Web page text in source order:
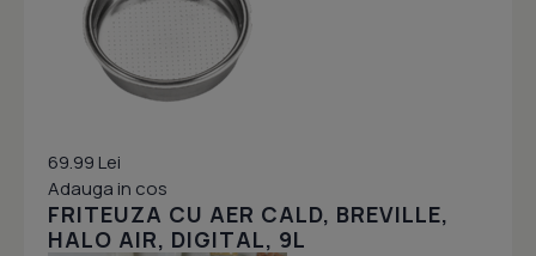
69.99 Lei
Adauga in cos
FRITEUZA CU AER CALD, BREVILLE,
HALO AIR, DIGITAL, 9L